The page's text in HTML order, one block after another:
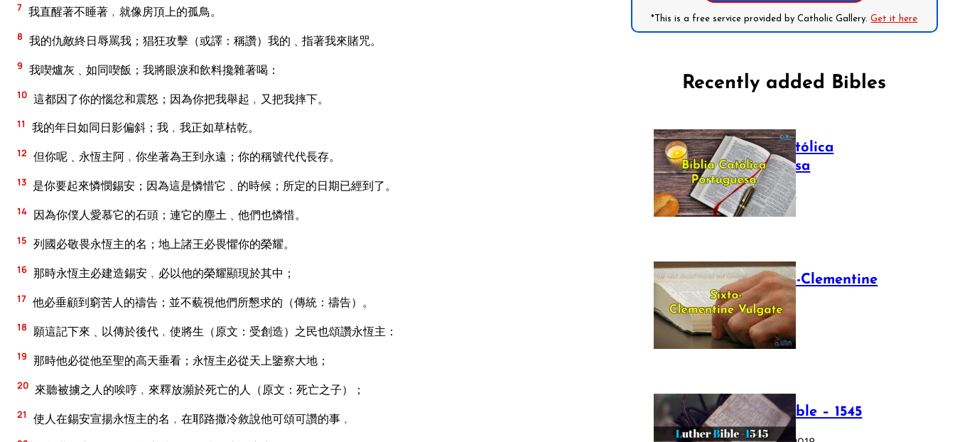
7 我直醒著不睡著﹐就像房頂上的孤鳥。
8 我的仇敵終日辱罵我；猖狂攻擊（或譯：稱讚）我的﹑指著我來賭咒。
9 我喫爐灰﹑如同喫飯；我將眼淚和飲料攙雜著喝：
10 這都因了你的惱忿和震怒；因為你把我舉起﹐又把我摔下。
11 我的年日如同日影偏斜；我﹐我正如草枯乾。
12 但你呢﹑永恆主阿﹐你坐著為王到永遠；你的稱號代代長存。
13 是你要起來憐憫錫安；因為這是憐惜它﹑的時候；所定的日期已經到了。
14 因為你僕人愛慕它的石頭；連它的塵土﹑他們也憐惜。
15 列國必敬畏永恆主的名；地上諸王必畏懼你的榮耀。
16 那時永恆主必建造錫安﹐必以他的榮耀顯現於其中；
17 他必垂顧到窮苦人的禱告；並不藐視他們所懇求的（傳統：禱告）。
18 願這記下來﹑以傳於後代﹐使將生（原文：受創造）之民也頌讚永恆主：
19 那時他必從他至聖的高天垂看；永恆主必從天上鑒察大地；
20 來聽被擄之人的唉哼﹐來釋放瀕於死亡的人（原文：死亡之子）；
21 使人在錫安宣揚永恆主的名﹐在耶路撒冷敘說他可頌可讚的事﹐
*This is a free service provided by Catholic Gallery.Get it here
Recently added Bibles
Bíblia Católica
Portuguesa
July 16, 2025
The Sixto-Clementine
Vulgate
July 12, 2025
Luther Bible – 1545